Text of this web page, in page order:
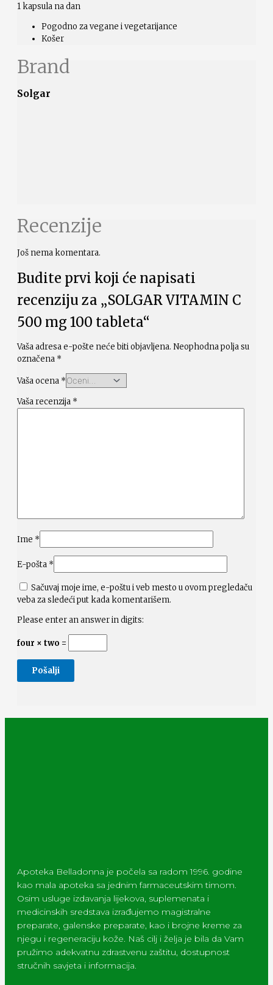
1 kapsula na dan
Pogodno za vegane i vegetarijance
Košer
Brand
Solgar
Recenzije
Još nema komentara.
Budite prvi koji će napisati
recenziju za „SOLGAR VITAMIN C
500 mg 100 tableta“
Vaša adresa e-pošte neće biti objavljena. Neophodna polja su
označena *
Vaša ocena *
Vaša recenzija *
Ime *
E-pošta *
Sačuvaj moje ime, e-poštu i veb mesto u ovom pregledaču
veba za sledeći put kada komentarišem.
Please enter an answer in digits:
four × two =
Apoteka Belladonna je počela sa radom 1996. godine
kao mala apoteka sa jednim farmaceutskim timom.
Osim usluge izdavanja lijekova, suplemenata i
medicinskih sredstava izrađujemo magistralne
preparate, galenske preparate, kao i brojne kreme za
njegu i regeneraciju kože. Naš cilj i želja je bila da Vam
pružimo adekvatnu zdrastvenu zaštitu, dostupnost
stručnih savjeta i informacija.